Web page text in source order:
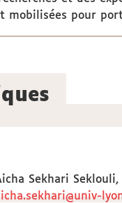
mobilisées pour
Sekhari